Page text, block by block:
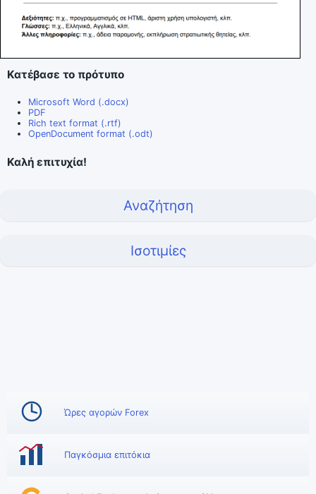
Κατέβασε το πρότυπο
Microsoft Word (.docx)
PDF
Rich text format (.rtf)
OpenDocument format (.odt)
Καλή επιτυχία!
Αναζήτηση
Ισοτιμίες
Ώρες αγορών Forex
Παγκόσμια επιτόκια